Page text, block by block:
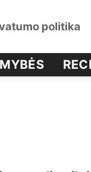
politika